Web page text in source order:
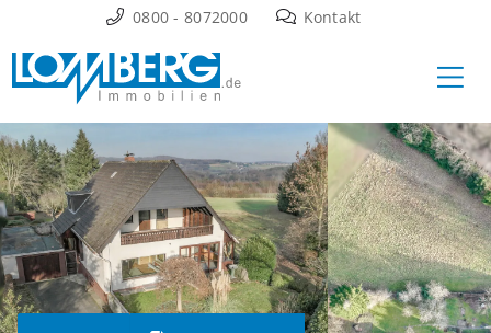
Inhalt
springen
0800 - 8072000 Kontakt